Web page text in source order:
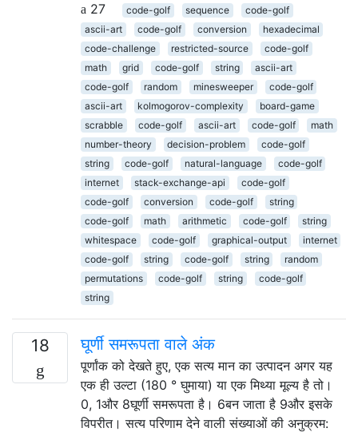
27
code-golf sequence
code-golf
ascii-art
code-golf conversion
hexadecimal
code-challenge
restricted-source
code-golf
math
grid code-golf string
ascii-art
code-golf
random minesweeper
code-golf
ascii-art
kolmogorov-complexity
board-game
scrabble
code-golf ascii-art code-golf
math
number-theory
decision-problem
code-golf
string
code-golf natural-language
code-golf
internet
stack-exchange-api
code-golf
code-golf
conversion code-golf
string
code-golf
math arithmetic code-golf
string
whitespace
code-golf graphical-output
internet
code-golf
string code-golf string
random
permutations
code-golf string
code-golf
string
18 घूर्णी समरूपता वाले अंक
पूर्णांक को देखते हुए, एक सत्य मान का उत्पादन अगर यह
एक ही उल्टा (180 ° घुमाया) या एक मिथ्या मूल्य है तो।
0, 1और 8घूर्णी समरूपता है। 6बन जाता है 9और इसके
विपरीत। सत्य परिणाम देने वाली संख्याओं की अनुक्रम: